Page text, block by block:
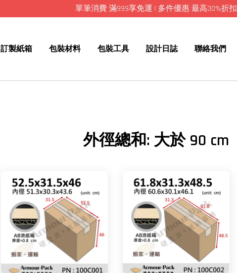
單筆消費 滿999享免運 | 多件優惠 最高30%折扣
訂製紙箱 包裝材料 包裝工具 設計日誌 聯絡我們
外徑總和: 大於 90 cm